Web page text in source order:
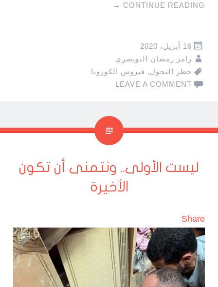
CONTINUE READING
→
16 أبريل، 2020
رامز رمضان النويصري
حظر التجول, فيروس الكورونا
LEAVE A COMMENT
ليست الأولى.. ونتمنى أن تكون
الأخيرة
Share